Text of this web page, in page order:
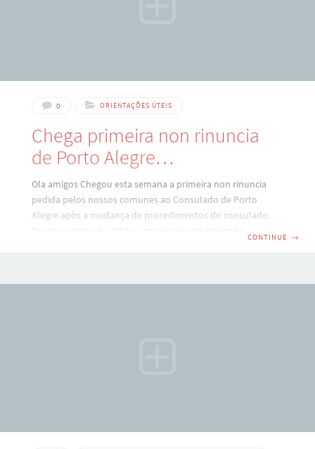
0 ORIENTAÇÕES ÚTEIS
Chega primeira non rinuncia
de Porto Alegre…
Ola amigos Chegou esta semana a primeira non rinuncia
pedida pelos nossos comunes ao Consulado de Porto
Alegre apòs a mudança de procedimentos do consulado.
CONTINUE →